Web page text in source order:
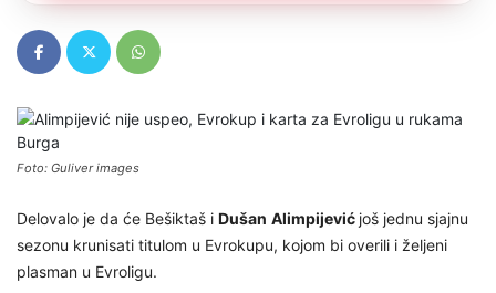
Foto: Guliver images
Delovalo je da će Bešiktaš i Dušan Alimpijević još jednu sjajnu
sezonu krunisati titulom u Evrokupu, kojom bi overili i željeni
plasman u Evroligu.